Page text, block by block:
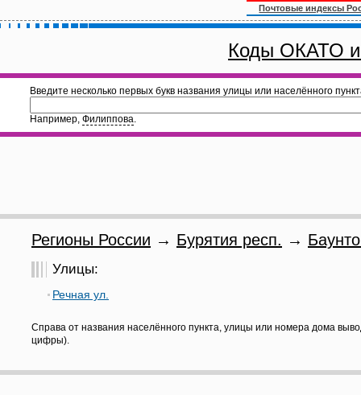
Почтовые индексы
Коды ОКАТО
Введите несколько первых букв названия улицы или населённого
Например, Филиппова.
Регионы России → Бурятия респ. →
Улицы:
Речная ул.
Справа от названия населённого пункта, улицы или номера дома
цифры).